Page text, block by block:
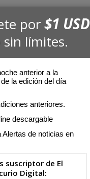
por$1 USD
sin límites.
anterior a la
la edición del día
anteriores.
descargable
Alertas de noticias en
suscriptor de El
Digital: